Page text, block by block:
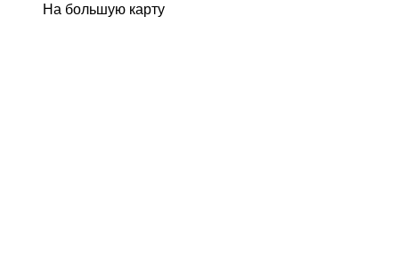
На большую карту